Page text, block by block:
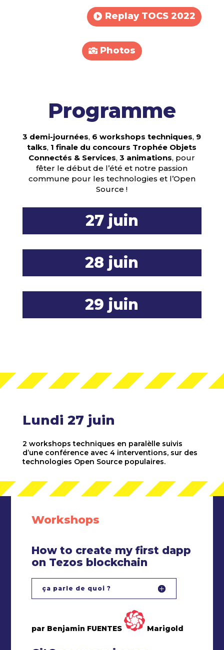
Replay TOCS 2022
Photos
Programme
3 demi-journées, 6 workshops techniques, 9
talks, 1 finale du concours Trophée Objets
Connectés & Services,3 animations, pour
fêter le début de l’été et notre passion
commune pour les technologies et l’Open
Source !
27 juin
28 juin
29 juin
Lundi 27 juin
2 workshops techniques en paralèlle suivis
d’une conférence avec 4 interventions, sur des
technologies Open Source populaires.
Workshops
How to create my first dapp
on Tezos blockchain
ça parle de quoi ?
par Benjamin FUENTES Marigold